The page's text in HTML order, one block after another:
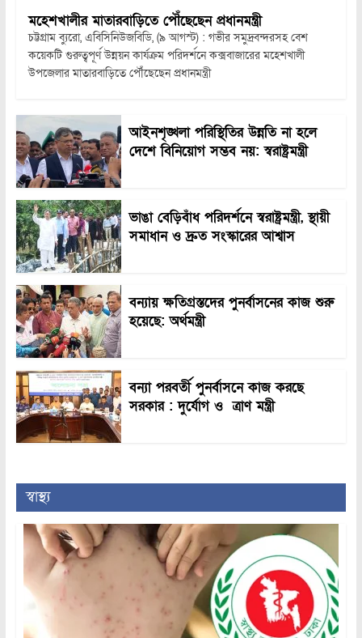
মহেশখালীর মাতারবাড়িতে পৌঁছেছেন প্রধানমন্ত্রী
চট্টগ্রাম ব্যুরো, এবিসিনিউজবিডি, (৯ আগস্ট) : গভীর সমুদ্রবন্দরসহ বেশ
কয়েকটি গুরুত্বপূর্ণ উন্নয়ন কার্যক্রম পরিদর্শনে কক্সবাজারের মহেশখালী
উপজেলার মাতারবাড়িতে পৌঁছেছেন প্রধানমন্ত্রী
আইনশৃঙ্খলা পরিস্থিতির উন্নতি না হলে
দেশে বিনিয়োগ সম্ভব নয়: স্বরাষ্ট্রমন্ত্রী
ভাঙা বেড়িবাঁধ পরিদর্শনে স্বরাষ্ট্রমন্ত্রী, স্থায়ী
সমাধান ও দ্রুত সংস্কারের আশ্বাস
বন্যায় ক্ষতিগ্রস্তদের পুনর্বাসনের কাজ শুরু
হয়েছে: অর্থমন্ত্রী
বন্যা পরবর্তী পুনর্বাসনে কাজ করছে
সরকার : দুর্যোগ ও ত্রাণ মন্ত্রী
স্বাস্থ্য